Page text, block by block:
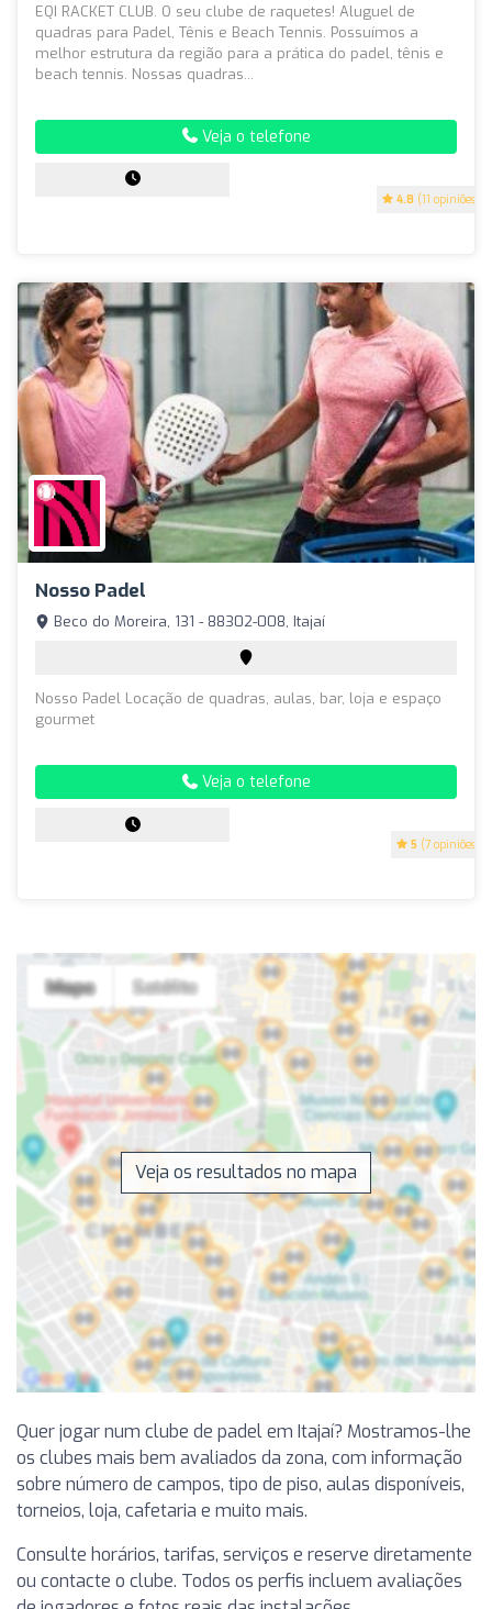
4.8 (11 opiniões)
EQI RACKET CLUB. O seu clube de raquetes! Aluguel de
quadras para Padel, Tênis e Beach Tennis. Possuímos a
melhor estrutura da região para a prática do padel, tênis e
beach tennis. Nossas quadras...
Veja o telefone
Nosso Padel
5 (7 opiniões)
Beco do Moreira, 131 - 88302-008, Itajaí
Nosso Padel Locação de quadras, aulas, bar, loja e espaço
gourmet
Veja o telefone
Veja os resultados no mapa
Quer jogar num clube de padel em Itajaí? Mostramos-lhe
os clubes mais bem avaliados da zona, com informação
sobre número de campos, tipo de piso, aulas disponíveis,
torneios, loja, cafetaria e muito mais.
Consulte horários, tarifas, serviços e reserve diretamente
ou contacte o clube. Todos os perfis incluem avaliações